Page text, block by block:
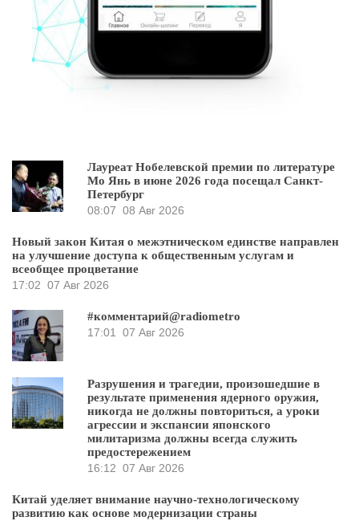
Лауреат Нобелевской премии по литературе
Мо Янь в июне 2026 года посещал Санкт-
Петербург
08:07 08 Авг 2026
Новый закон Китая о межэтническом единстве направлен
на улучшение доступа к общественным услугам и
всеобщее процветание
17:02 07 Авг 2026
#комментарий@radiometro
17:01
07 Авг 2026
Разрушения и трагедии, произошедшие в
результате применения ядерного оружия,
никогда не должны повториться, а уроки
агрессии и экспансии японского
милитаризма должны всегда служить
предостережением
16:12 07 Авг 2026
Китай уделяет внимание научно-технологическому
развитию как основе модернизации страны